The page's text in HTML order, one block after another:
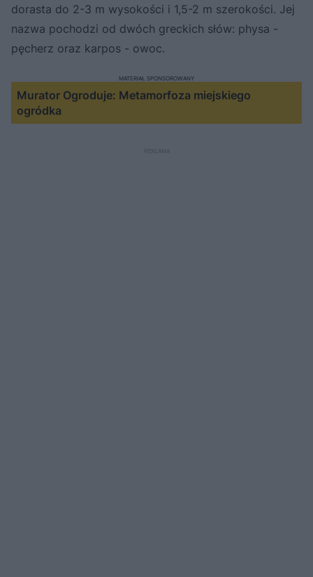
dorasta do 2-3 m wysokości i 1,5-2 m szerokości. Jej
nazwa pochodzi od dwóch greckich słów: physa -
pęcherz oraz karpos - owoc.
Murator Ogroduje: Metamorfoza miejskiego
ogródka
MATERIAŁ SPONSOROWANY